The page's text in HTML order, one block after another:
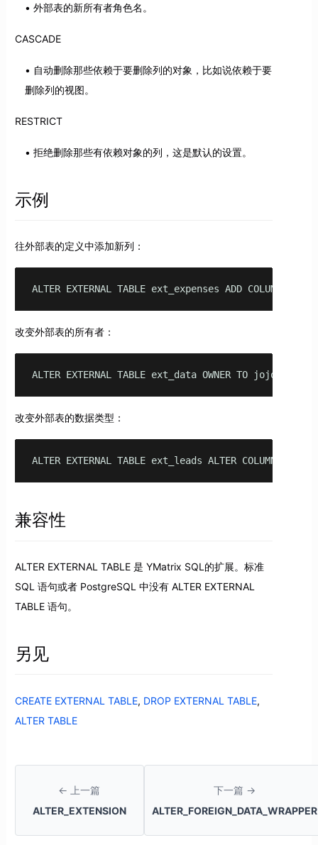
外部表的新所有者角色名。
CASCADE
自动删除那些依赖于要删除列的对象，比如说依赖于要
删除列的视图。
RESTRICT
拒绝删除那些有依赖对象的列，这是默认的设置。
示例
往外部表的定义中添加新列：
ALTER EXTERNAL TABLE ext_expenses ADD COLUMN
改变外部表的所有者：
ALTER EXTERNAL TABLE ext_data OWNER TO jojo;
改变外部表的数据类型：
ALTER EXTERNAL TABLE ext_leads ALTER COLUMN
兼容性
ALTER EXTERNAL TABLE 是 YMatrix SQL的扩展。标准
SQL 语句或者 PostgreSQL 中没有 ALTER EXTERNAL
TABLE 语句。
另见
CREATE EXTERNAL TABLE, DROP EXTERNAL TABLE,
ALTER TABLE
← 上一篇
ALTER_EXTENSION
下一篇 →
ALTER_FOREIGN_DATA_WRAPPER